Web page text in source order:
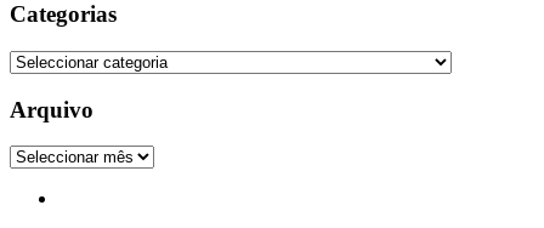
Categorias
Categorias
Arquivo
Arquivo